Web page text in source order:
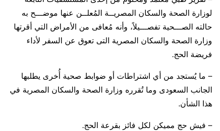
لوزارة الصحة والسكان المصريــة المُعلــن عنها موضـــح به
حالته الصـــحية تفصـــيلاً، وأنه مُعافى من الأمراض التي أقرتها
وزارة الصحة والسكان المصرية التى تعوق عن السفر لأداء
فريضة الحج.
– ما يُستجد من أي اشتراطات أو ضوابط صحية أُخرى يطلبها
الجانب السعودى وما تُقرره وزارة الصحة والسكان المصرية في
هذا الشأن.
– فيش حج مميكن لكل فائز بقرعة الحج.